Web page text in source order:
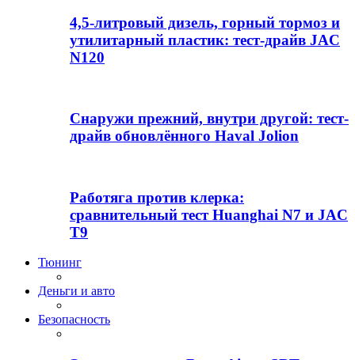
4,5-литровый дизель, горный тормоз и
утилитарный пластик: тест-драйв JAC
N120
Снаружи прежний, внутри другой: тест-
драйв обновлённого Haval Jolion
Работяга против клерка:
сравнительный тест Huanghai N7 и JAC
T9
Тюнинг
Деньги и авто
Безопасность